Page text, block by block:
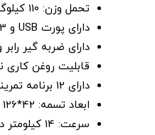
تحمل وزن: 110 کیلوگرم
دارای پورت USB و MP3
دارای ضربه گیر
قابلیت روغن کاری
دارای 12 برنامه تمرینی
ابعاد تسمه: 42*126 سانتی متر
سرعت: 14 کیلومتر در ساعت